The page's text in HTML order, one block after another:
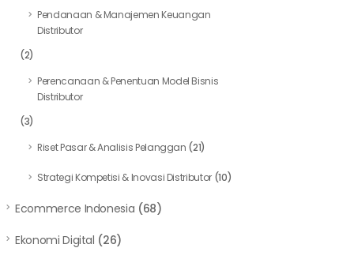
Pendanaan & Manajemen Keuangan
Distributor
(2)
Perencanaan & Penentuan Model Bisnis
Distributor
(3)
Riset Pasar & Analisis Pelanggan (21)
Strategi Kompetisi & Inovasi Distributor (10)
Ecommerce Indonesia (68)
Ekonomi Digital (26)